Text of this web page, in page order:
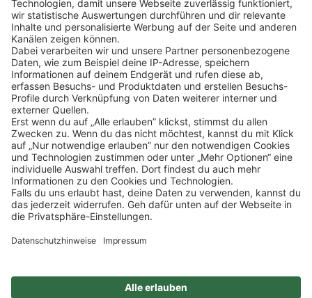
ZAHLUNGSMETHODEN
SOCIAL
NEWSLETTER
BESUCHEN SIE UNS
Alle Preise inkl. gesetzl. Mehrwertsteuer zzgl. Versandkosten und ggf.
Nachnahmegebühren, wenn nicht anders angegeben.